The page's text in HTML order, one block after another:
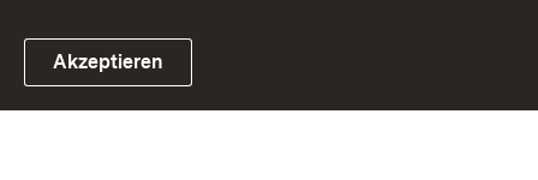
Akzeptieren